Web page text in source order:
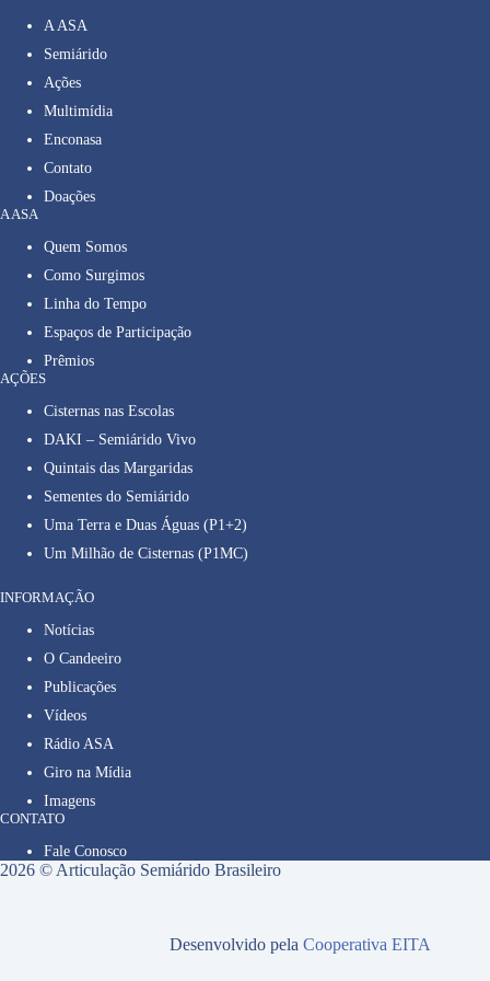
A ASA
Semiárido
Ações
Multimídia
Enconasa
Contato
Doações
A ASA
Quem Somos
Como Surgimos
Linha do Tempo
Espaços de Participação
Prêmios
AÇÕES
Cisternas nas Escolas
DAKI – Semiárido Vivo
Quintais das Margaridas
Sementes do Semiárido
Uma Terra e Duas Águas (P1+2)
Um Milhão de Cisternas (P1MC)
INFORMAÇÃO
Notícias
O Candeeiro
Publicações
Vídeos
Rádio ASA
Giro na Mídia
Imagens
CONTATO
Fale Conosco
2026 © Articulação Semiárido Brasileiro
Desenvolvido pelaCooperativa EITA